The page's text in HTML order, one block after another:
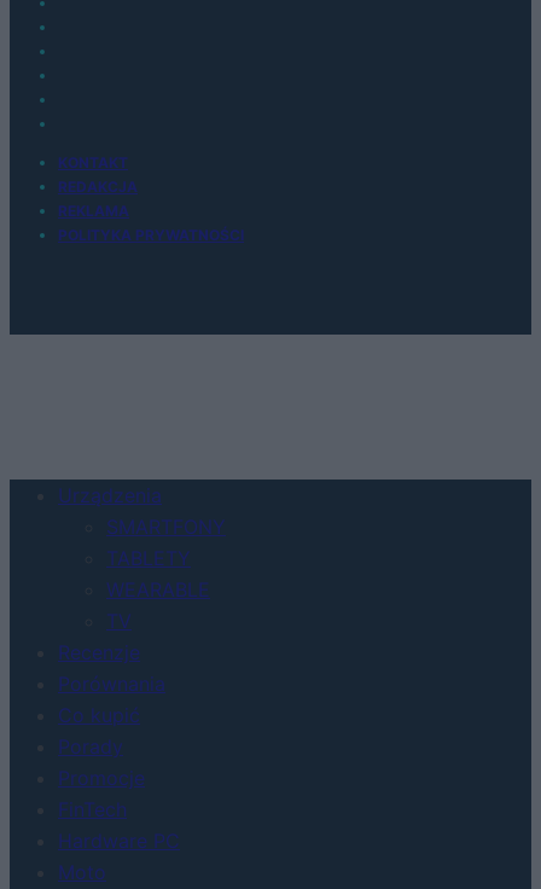
KONTAKT
REDAKCJA
REKLAMA
POLITYKA PRYWATNOŚCI
Urządzenia
SMARTFONY
TABLETY
WEARABLE
TV
Recenzje
Porównania
Co kupić
Porady
Promocje
FinTech
Hardware PC
Moto